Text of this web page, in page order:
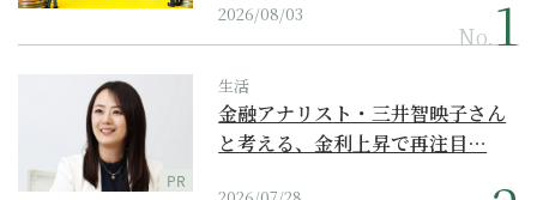
2026/08/03
No.
PR
生活
金融アナリスト・三井智映子さん
と考える、金利上昇で再注目…